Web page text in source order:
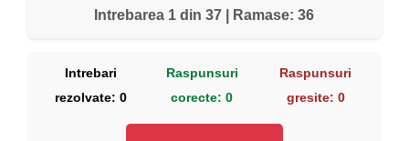
Intrebarea 1 din 37 | Ramase: 36
Intrebari
rezolvate: 0
Raspunsuri
corecte:0
Raspunsuri
gresite: 0